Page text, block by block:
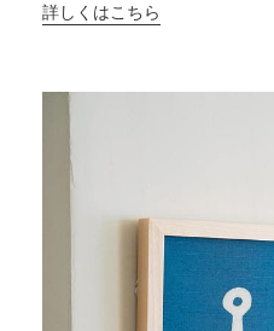
詳しくはこちら